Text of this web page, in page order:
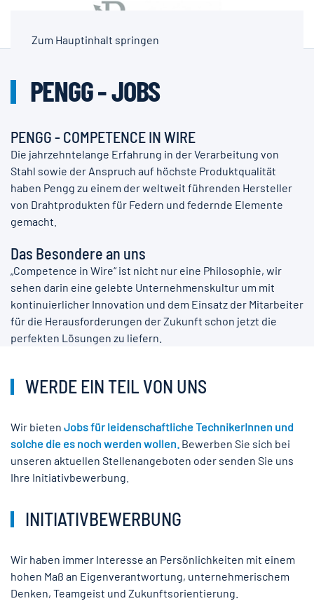
Zum Hauptinhalt springen
PENGG - JOBS
PENGG - COMPETENCE IN WIRE
Die jahrzehntelange Erfahrung in der Verarbeitung von
Stahl sowie der Anspruch auf höchste Produktqualität
haben Pengg zu einem der weltweit führenden Hersteller
von Drahtprodukten für Federn und federnde Elemente
gemacht.
Das Besondere an uns
„Competence in Wire“ ist nicht nur eine Philosophie, wir
sehen darin eine gelebte Unternehmenskultur um mit
kontinuierlicher Innovation und dem Einsatz der Mitarbeiter
für die Herausforderungen der Zukunft schon jetzt die
perfekten Lösungen zu liefern.
WERDE EIN TEIL VON UNS
Wir bieten Jobs für leidenschaftliche TechnikerInnen und
solche die es noch werden wollen. Bewerben Sie sich bei
unseren aktuellen Stellenangeboten oder senden Sie uns
Ihre Initiativbewerbung.
INITIATIVBEWERBUNG
Wir haben immer Interesse an Persönlichkeiten mit einem
hohen Maß an Eigenverantwortung, unternehmerischem
Denken, Teamgeist und Zukunftsorientierung.